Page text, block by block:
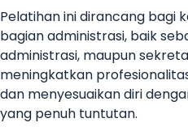
Pelatihan ini dirancang bagi
bagian administrasi, baik
administrasi, maupun
meningkatkan
dan menyesuaikan diri
yang penuh tuntutan.